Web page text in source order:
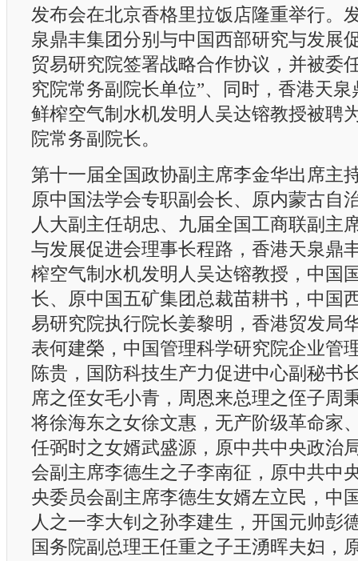
发布会在北京香格里拉饭店隆重举行。
泉鼎丰集团分别与中国西部研究与发展
贸易研究院签署战略合作协议，并被委
究院常务副院长单位”、同时，香港天
鲜榨空气制水机发明人吴达镕教授被聘
院常务副院长。
第十一届全国政协副主席李金华出席主
原中国法学会专职副会长、原内蒙古自
人大副主任胡忠、九届全国工商联副主
与发展促进会理事长程路，香港天泉鼎
榨空气制水机发明人吴达镕教授，中国
长、原中国五矿集团总裁苗耕书，中国
易研究院执行院长姜黎明，香港贸发局
表何建榮，中国管理科学研究院企业管
陈贵，国防科技生产力促进中心副秘书
席之侄女毛小青，周恩来总理之侄子周
将徐海东之女徐文惠，无产阶级革命家
任弼时之女婿武盛源，原中共中央政治
会副主席李德生之子李南征，原中共中
央委员会副主席李德生女婿左立民，中
人之一李大钊之孙李建生，开国元帅彭
国务院副总理王任重之子王湧晖夫妇，